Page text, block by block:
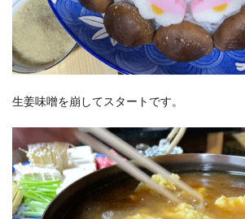
生姜味噌を崩してスタートです。